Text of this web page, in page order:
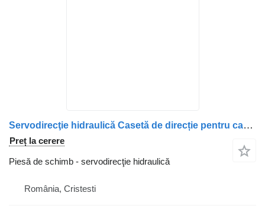
Servodirecţie hidraulică Casetă de direcție pentru camion Mitsubishi 46505A – piesă auto second hand
Preț la cerere
Piesă de schimb - servodirecţie hidraulică
România, Cristesti